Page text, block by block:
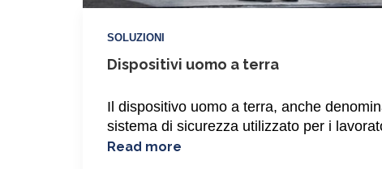
SOLUZIONI
Dispositivi uomo a terra
Il dispositivo uomo a terra, anche
sistema di sicurezza utilizzato per i
Read more